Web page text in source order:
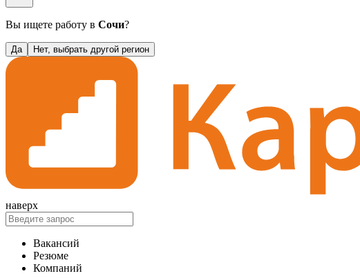
Вы ищете работу в Сочи?
Да Нет, выбрать другой регион
наверх
Вакансий
Резюме
Компаний